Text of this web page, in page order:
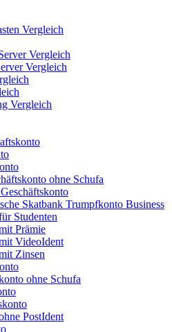
Vergleich
Vergleich
Vergleich
Vergleich
ohne Schufa
Skatbank Trumpfkonto Business
Studenten
Prämie
VideoIdent
Zinsen
ohne Schufa
PostIdent